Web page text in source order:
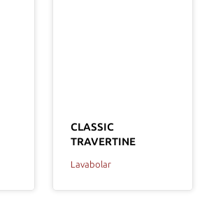
CLASSIC
TRAVERTINE
Lavabolar